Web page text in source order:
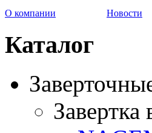
О компании Новости
Каталог